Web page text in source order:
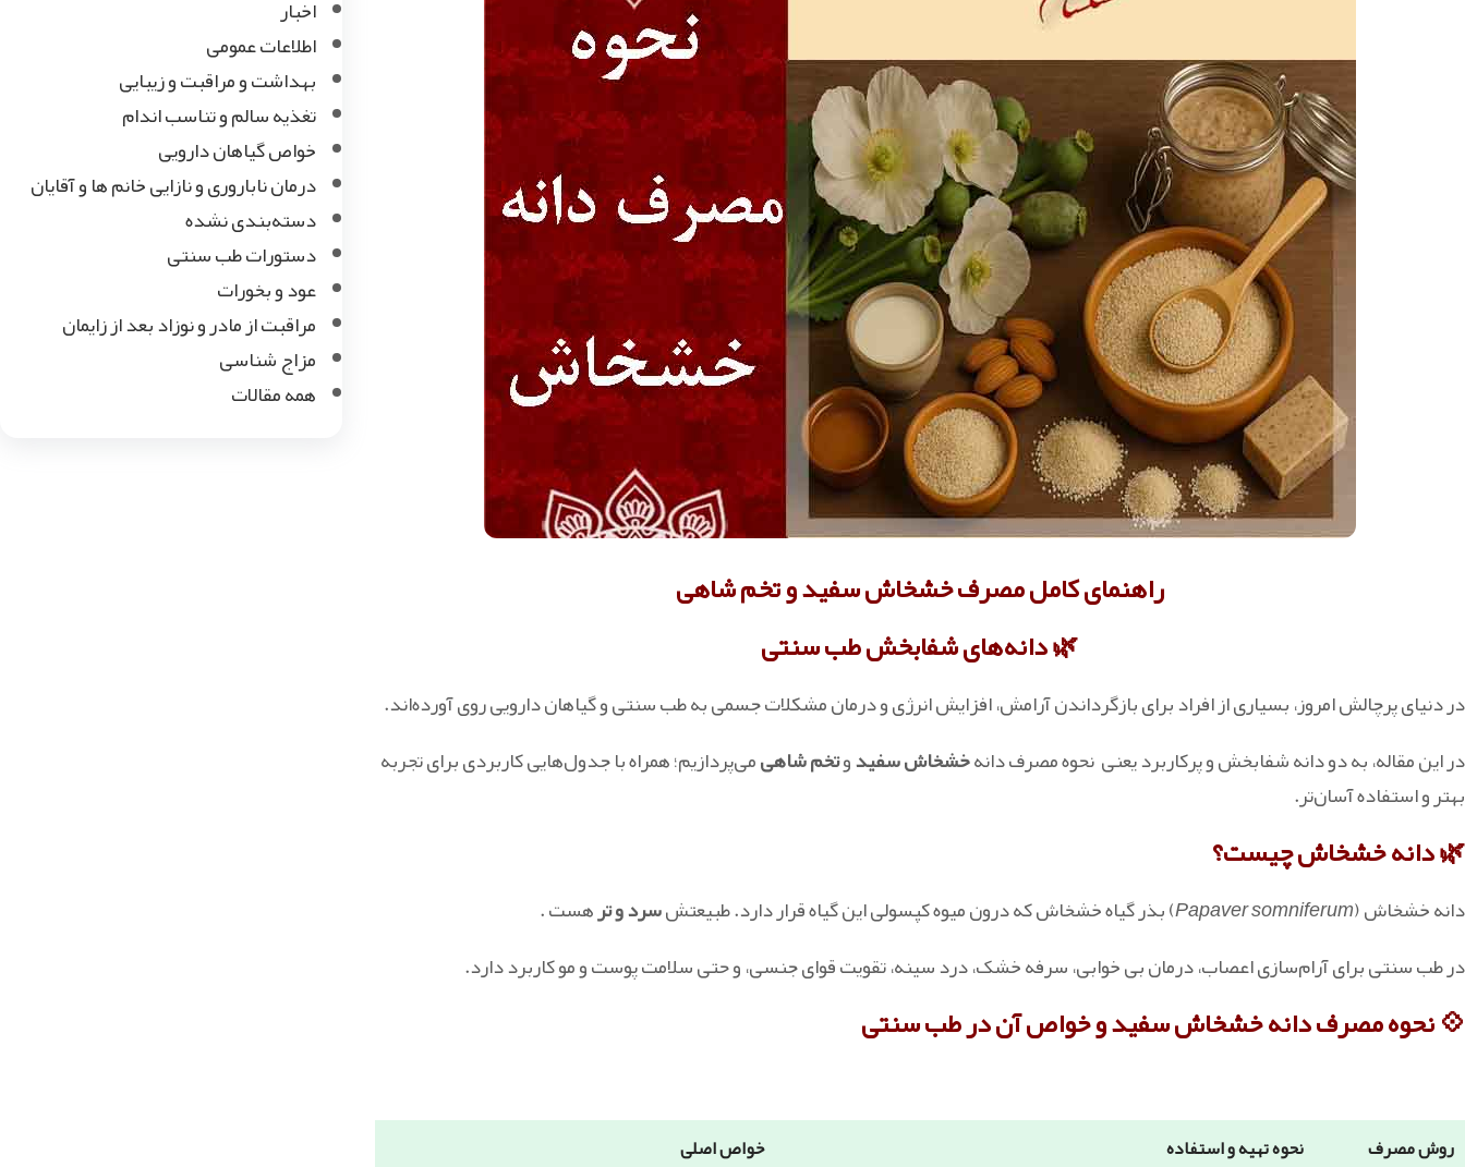
راهنمای کامل مصرف خشخاش سفید و تخم شاهی
🌿 دانه‌های شفابخش طب سنتی
در دنیای پرچالش امروز، بسیاری از افراد برای بازگرداندن آرامش، افزایش انرژی و درمان مشکلات جسمی به طب سنتی و گیاهان دارویی روی آورده‌اند.
در این مقاله، به دو دانه شفابخش و پرکاربرد یعنی نحوه مصرف دانهخشخاش سفیدوتخم شاهیمی‌پردازیم؛ همراه با جدول‌هایی کاربردی برای تجربه
بهتر و استفاده آسان‌تر.
🌿 دانه خشخاش چیست؟
دانه خشخاش (Papaver somniferum) بذر گیاه خشخاش که درون میوه کپسولی این گیاه قرار دارد. طبیعتشسرد و ترهست .
در طب سنتی برای آرام‌سازی اعصاب، درمان بی‌ خوابی، سرفه خشک، درد سینه، تقویت قوای جنسی، و حتی سلامت پوست و مو کاربرد دارد.
💠 نحوه مصرف دانه خشخاش سفید و خواص آن در طب سنتی
روش مصرف نحوه تهیه و استفاده خواص اصلی
اخبار
اطلاعات عمومی
بهداشت و مراقبت و زیبایی
تغذیه سالم و تناسب اندام
خواص گیاهان دارویی
درمان ناباروری و نازایی خانم ها و آقایان
دسته‌بندی نشده
دستورات طب سنتی
عود و بخورات
مراقبت از مادر و نوزاد بعد از زایمان
مزاج شناسی
همه مقالات